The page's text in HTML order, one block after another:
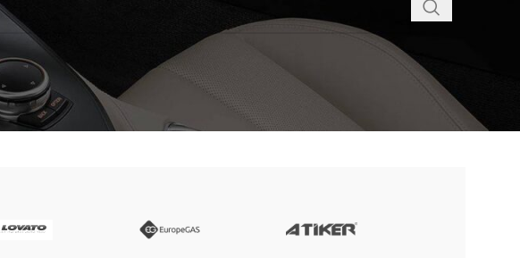
ili vozilo.